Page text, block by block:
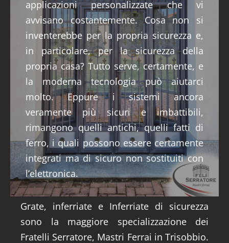
applicazioni personalizzate che vi
avvisano costantemente. Cosa non si
inventerebbe per la propria sicurezza e,
in particolare, per la sicurezza della
propria casa? Tutto serve, certamente, e
la moderna tecnologia può aiutarci
molto. Eppure i sistemi ancora
veramente più sicuri e imbattibili,
rimangono quelli antichi, quelli fatti di
ferro, i quali possono essere certamente
integrati ma di sicuro non sostituiti con
l’elettronica.
Grate, inferriate e Inferriate di sicurezza
sono la maggiore specializzazione dei
Fratelli Serratore, Mastri Ferrai in Trisobbio.